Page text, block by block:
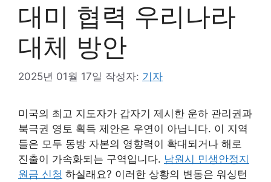
대미 협력 우리나라
대체 방안
2025년 01월 17일 작성자: 기자
미국의 최고 지도자가 갑자기 제시한 운하 관리권과
북극권 영토 획득 제안은 우연이 아닙니다. 이 지역
들은 모두 동방 자본의 영향력이 확대되거나 해로
진출이 가속화되는 구역입니다. 남원시 민생안정지
원금 신청 하실래요? 이러한 상황의 변동은 워싱턴